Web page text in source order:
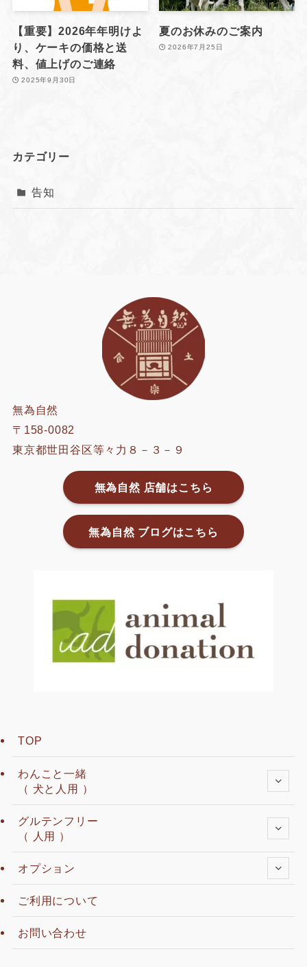
【重要】2026年年明けよ
り、ケーキの価格と送
料、値上げのご連絡
2025年9月30日
夏のお休みのご案内
2026年7月25日
カテゴリー
告知
無為自然
〒158-0082
東京都世田谷区等々力８－３－９
無為自然 店舗はこちら
無為自然 ブログはこちら
TOP
わんこと一緒
（ 犬と人用 ）
グルテンフリー
（ 人用 ）
オプション
ご利用について
お問い合わせ